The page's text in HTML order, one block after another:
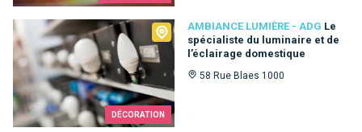
DÉCORATION
AMBIANCE LUMIÈRE - ADG Le
spécialiste du luminaire et de
l’éclairage domestique
58 Rue Blaes 1000
Ambiance Lumière - ADG